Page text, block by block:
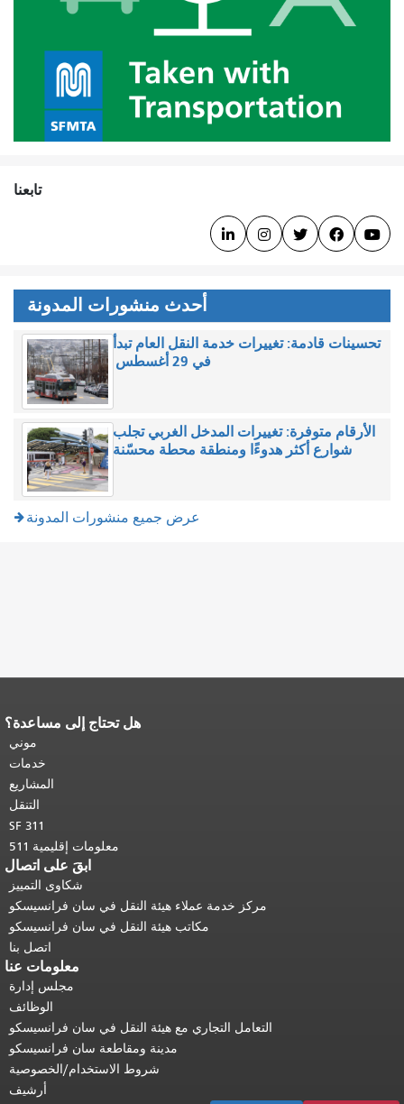
تابعنا





أحدث منشورات المدونة
تحسينات قادمة: تغييرات خدمة النقل العام تبدأ
في 29 أغسطس
الأرقام متوفرة: تغييرات المدخل الغربي تجلب
شوارع أكثر هدوءًا ومنطقة محطة محسّنة
عرض جميع منشورات المدونة
هل تحتاج إلى مساعدة؟
موني
خدمات
المشاريع
التنقل
SF 311
معلومات إقليمية 511
ابقَ على اتصال
شكاوى التمييز
مركز خدمة عملاء هيئة النقل في سان فرانسيسكو
مكاتب هيئة النقل في سان فرانسيسكو
اتصل بنا
معلومات عنا
مجلس إدارة
الوظائف
التعامل التجاري مع هيئة النقل في سان فرانسيسكو
مدينة ومقاطعة سان فرانسيسكو
شروط الاستخدام/الخصوصية
أرشيف